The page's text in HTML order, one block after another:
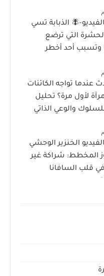
شاهد بالفيديو-🪰 الذبابة تسي
التي ترضع
وتسبب أحد أخطر
عندما تواجه الكائنات
لأول مرة؟ تحليل
والوعي الذاتي
الخنزير الوحشي
المخطط: شراكة غير
قلب السافانا